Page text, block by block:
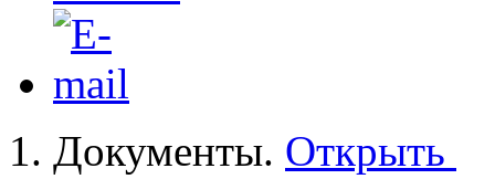
Документы. Открыть